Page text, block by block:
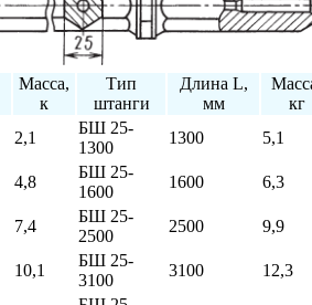
Масса,
к
Тип
штанги
Длина L,
мм
кг
2,1
БШ 25-
1300
1300
5,1
4,8
БШ 25-
1600
1600
6,3
7,4
БШ 25-
2500
2500
9,9
10,1
БШ 25-
3100
3100
12,3